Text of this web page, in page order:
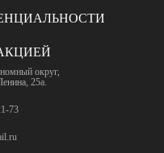
округ,
25а.
73